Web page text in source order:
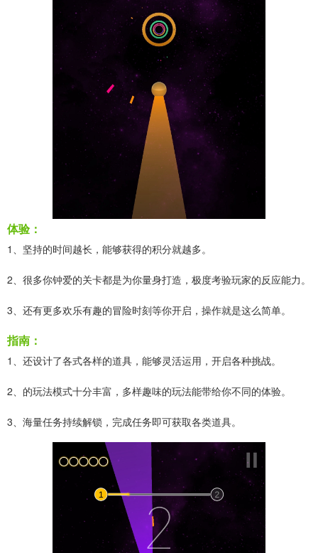
体验：
1、坚持的时间越长，能够获得的积分就越多。
2、很多你钟爱的关卡都是为你量身打造，极度考验玩家的反应能力。
3、还有更多欢乐有趣的冒险时刻等你开启，操作就是这么简单。
指南：
1、还设计了各式各样的道具，能够灵活运用，开启各种挑战。
2、的玩法模式十分丰富，多样趣味的玩法能带给你不同的体验。
3、海量任务持续解锁，完成任务即可获取各类道具。